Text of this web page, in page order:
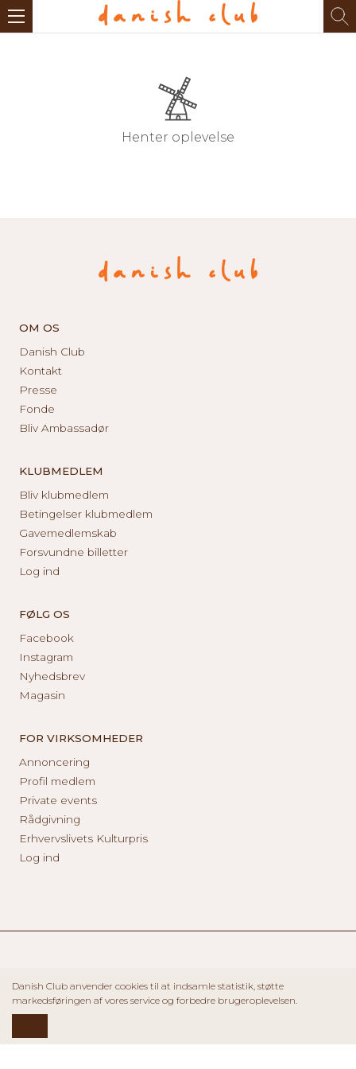
Henter oplevelse
OM OS
Danish Club
Kontakt
Presse
Fonde
Bliv Ambassadør
KLUBMEDLEM
Bliv klubmedlem
Betingelser klubmedlem
Gavemedlemskab
Forsvundne billetter
Log ind
FØLG OS
Facebook
Instagram
Nyhedsbrev
Magasin
FOR VIRKSOMHEDER
Annoncering
Profil medlem
Private events
Rådgivning
Erhvervslivets Kulturpris
Log ind
Danish Club anvender cookies til at indsamle statistik, støtte
markedsføringen af vores service og forbedre brugeroplevelsen.